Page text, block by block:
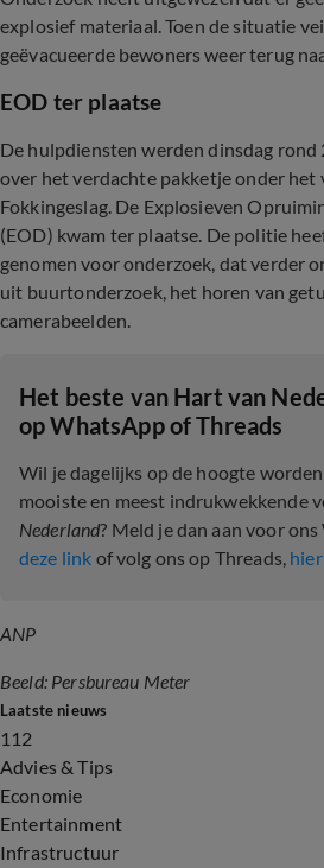
explosief materiaal. Toen de situatie
geëvacueerde bewoners weer terug
EOD ter plaatse
De hulpdiensten werden dinsdag rond
over het verdachte pakketje onder het
Fokkingeslag. De Explosieven
(EOD) kwam ter plaatse. De politie
genomen voor onderzoek, dat verder
uit buurtonderzoek, het horen van
camerabeelden.
Het beste van Hart van
op WhatsApp of Threads
Wil je dagelijks op de hoogte
mooiste en meest indrukwekkende
Nederland? Meld je dan aan voor
deze link of volg ons op Threads,
ANP
Beeld: Persbureau Meter
Laatste nieuws
112
Advies & Tips
Economie
Entertainment
Infrastructuur